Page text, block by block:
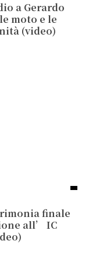
a Gerardo
moto e le
(video)
finale
all’ IC